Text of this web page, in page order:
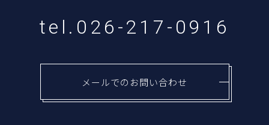
tel.026-217-0916
メールでのお問い合わせ